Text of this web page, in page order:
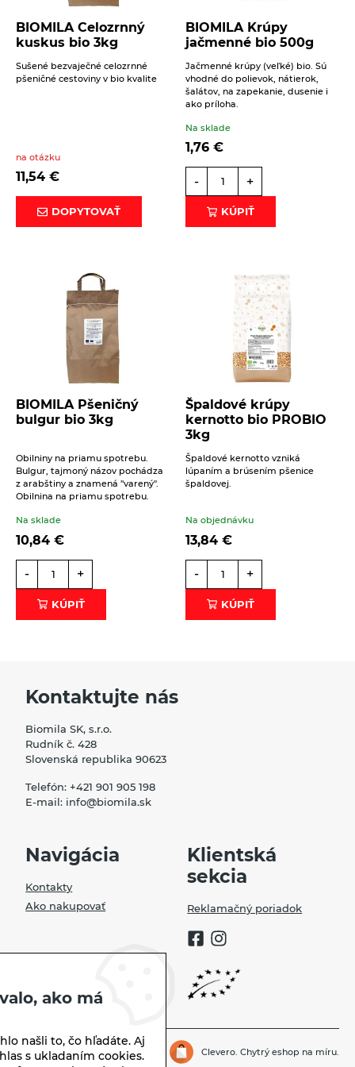
spracovanie osobných údajov.
BIOMILA Celozrnný
kuskus bio 3kg
Sušené bezvaječné celozrnné
pšeničné cestoviny v bio kvalite
na otázku
11,54 €
DOPYTOVAŤ
BIOMILA Krúpy
jačmenné bio 500g
Jačmenné krúpy (veľké) bio. Sú
vhodné do polievok, nátierok,
šalátov, na zapekanie, dusenie i
ako príloha.
Na sklade
1,76 €
- +
KÚPIŤ
BIOMILA Pšeničný
bulgur bio 3kg
Obilniny na priamu spotrebu.
Bulgur, tajmoný názov pochádza
z arabštiny a znamená "varený".
Obilnina na priamu spotrebu.
Na sklade
10,84 €
- +
KÚPIŤ
Špaldové krúpy
kernotto bio PROBIO
3kg
Špaldové kernotto vzniká
lúpaním a brúsením pšenice
špaldovej.
Na objednávku
13,84 €
- +
KÚPIŤ
Kontaktujte nás
Biomila SK, s.r.o.
Rudník č. 428
Slovenská republika 90623
Telefón: +421 901 905 198
E-mail: info@biomila.sk
Navigácia
Kontakty
Ako nakupovať
Klientská
sekcia
Reklamačný poriadok
Biomila.sk | © 2026 Clevero. Chytrý eshop na míru.
ako má
našli to, čo hľadáte. Aj
s ukladaním cookies.